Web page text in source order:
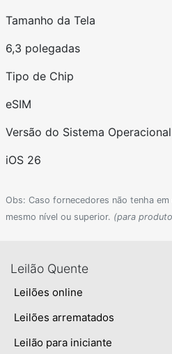
Tamanho da Tela
6,3 polegadas
Tipo de Chip
eSIM
Versão do Sistema Operacional
iOS 26
Obs: Caso fornecedores não tenha
mesmo nível ou superior. (para
Leilão Quente
Leilões online
Leilões arrematados
Leilão para iniciante